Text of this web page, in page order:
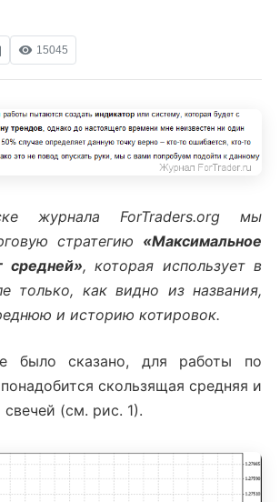
15045
журнала ForTraders.org мы
стратегию «Максимальное
средней», которая использует в
только, как видно из названия,
и историю котировок.
было сказано, для работы по
скользящая средняя и
(см. рис. 1).